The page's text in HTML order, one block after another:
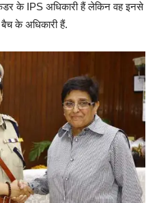
के IPS अधिकारी हैं लेकिन वह इनसे
बैच के अधिकारी हैं.